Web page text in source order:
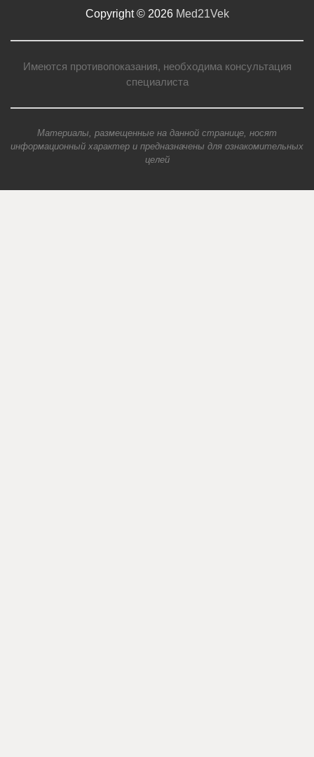
Copyright © 2026 Med21Vek
Имеются противопоказания, необходима консультация
специалиста
Материалы, размещенные на данной странице, носят
информационный характер и предназначены для ознакомительных
целей